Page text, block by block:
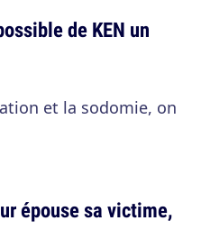
de KEN un
et la sodomie, on
épouse sa victime,